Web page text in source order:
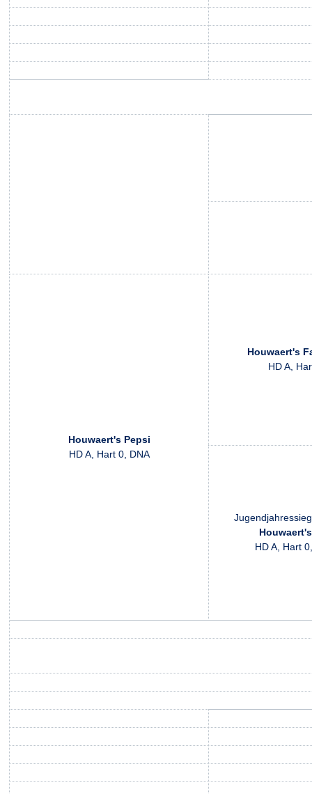
Houwaert's Pepsi
HD A, Hart 0, DNA
Houwaert's
HD A,
HD A, Hart